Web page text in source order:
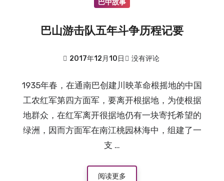
巴中故事
巴山游击队五年斗争历程记要
2017年12月10日 没有评论
1935年春，在通南巴创建川映革命根摇地的中国
工农红军第四方面军，要离开根据地，为使根据
地群众，在红军离开很据地仍有一块寄托希望的
绿洲，因而方面军在南江桃园林海中，组建了一
支 …
阅读更多